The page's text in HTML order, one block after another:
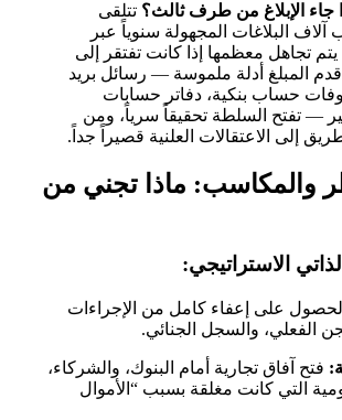
جاء الإبلاغ من طرف ثالث؟ تتلقى
البلاغات المجهولة سنوياً عبر
تجاهل معظمها إذا كانت تفتقر إلى
قدم المبلغ أدلة ملموسة — رسائل بريد
حساب بنكية، دفاتر حسابات
— تفتح السلطة تحقيقاً سرياً، ومن
إلى الاعتقالات العلنية قصيراً جداً.
والمكاسب: ماذا تجني من
الاستراتيجي:
الحصول على إعفاء كامل من الإجراءات
الفعلي، والسجل الجنائي.
فتح آفاق تجارية أمام البنوك، والشركاء،
التي كانت مغلقة بسبب “الأموال